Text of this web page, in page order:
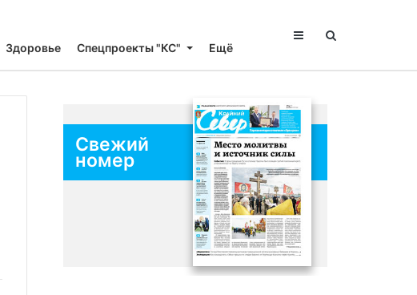
Здоровье Спецпроекты "КС" Ещё
Свежий
номер